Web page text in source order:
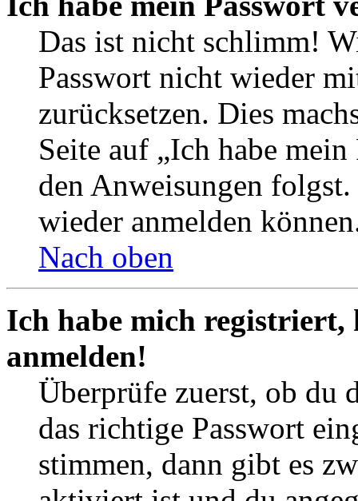
Das ist nicht schlimm!
Passwort nicht wieder
zurücksetzen. Dies
Seite auf „Ich habe
den Anweisungen
wieder anmelden
Nach oben
Ich habe mich
anmelden!
Überprüfe zuerst, ob du
das richtige Passwort
stimmen, dann gibt es